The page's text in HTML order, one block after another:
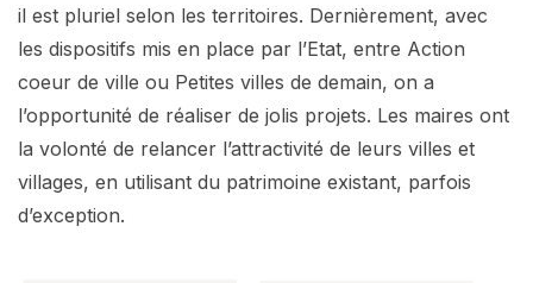
il est pluriel selon les territoires. Dernièrement, avec
les dispositifs mis en place par l’Etat, entre Action
coeur de ville ou Petites villes de demain, on a
l’opportunité de réaliser de jolis projets. Les maires ont
la volonté de relancer l’attractivité de leurs villes et
villages, en utilisant du patrimoine existant, parfois
d’exception.